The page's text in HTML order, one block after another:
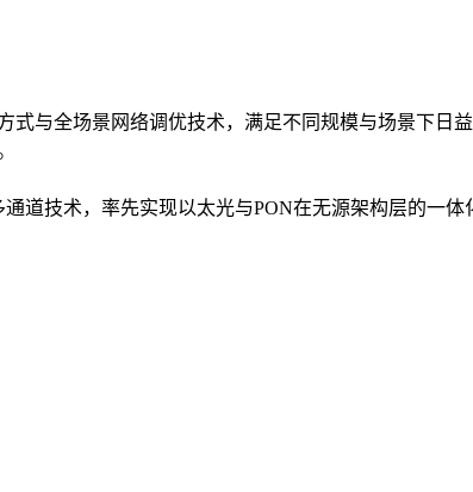
式与全场景网络调优技术，满足不同规模与场景下日
道技术，率先实现以太光与PON在无源架构层的一体